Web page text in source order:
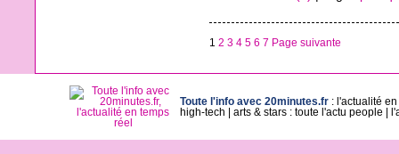
1 2 3 4 5 6 7 Page suivante
Toute l'info avec 20minutes.fr : l'actualité
high-tech
arts & stars : toute l'actu people